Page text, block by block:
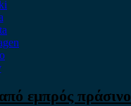
εμπρός πράσινο